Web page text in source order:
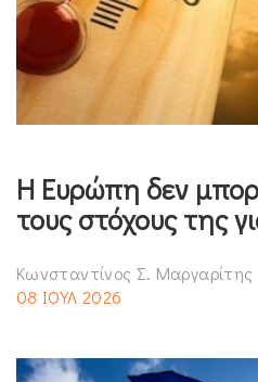
Η Ευρώπη δεν
τους στόχους της
Κωνσταντίνος Σ. Μαργαρίτης
08 ΙΟΥΛ 2026